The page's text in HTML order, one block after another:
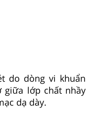
do dòng vi khuẩn
giữa lớp chất nhầy
dạ dày.